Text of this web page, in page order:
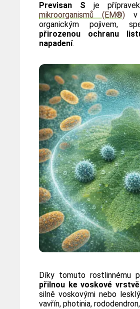
Previsan S je
mikroorganismů (EM®) v
organickým pojivem,
přirozenou ochranu
napadení.
Díky tomuto rostlinnému
přilnou ke voskové
silně voskovými nebo
vavřín, photinia, rododendron,